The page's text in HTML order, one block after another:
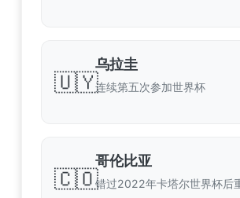
🇺🇾
乌拉圭
连续第五次参加世界杯
🇨🇴
哥伦比亚
错过2022年卡塔尔世界杯后